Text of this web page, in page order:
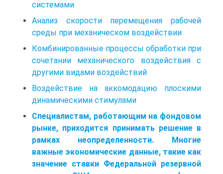
системами
Анализ скорости перемещения рабочей
среды при механическом воздействии
Комбинированные процессы обработки при
сочетании механического воздействия с
другими видами воздействий
Воздействие на аккомодацию плоскими
динамическими стимулами
Специалистам, работающим на фондовом
рынке, приходится при­нимать решение в
рамках неопределенности. Многие
важные эконо­мические данные, такие как
значение ставки Федеральной резервной